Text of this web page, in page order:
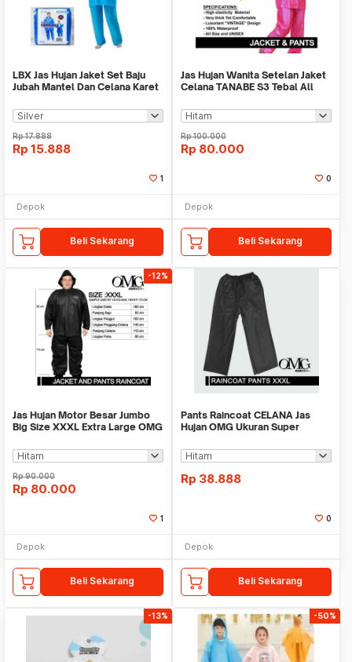
LBX Jas Hujan Jaket Set Baju
Jubah Mantel Dan Celana Karet
Rp17.888
Rp 15.888
1
Depok
Beli Sekarang
Jas Hujan Wanita Setelan Jaket
Celana TANABE S3 Tebal All
Rp100.000
Rp 80.000
0
Depok
Beli Sekarang
-12%
Jas Hujan Motor Besar Jumbo
Big Size XXXL Extra Large OMG
Rp90.000
Rp 80.000
1
Depok
Beli Sekarang
Pants Raincoat CELANA Jas
Hujan OMG Ukuran Super
Rp 38.888
0
Depok
Beli Sekarang
-13% -50%